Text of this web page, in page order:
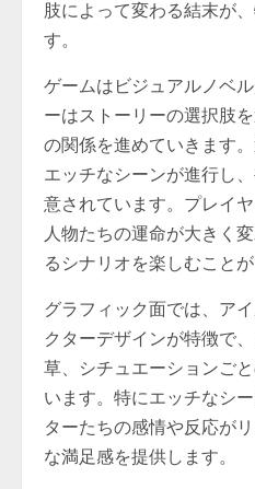
肢によって変わる結末が
す。
ゲームはビジュアルノベ
ーはストーリーの選択肢
の関係を進めていきます
エッチなシーンが進行し
意されています。プレイ
人物たちの運命が大きく
るシナリオを楽しむことが
グラフィック面では、ア
クターデザインが特徴で
草、シチュエーションご
います。特にエッチなシ
ターたちの感情や反応が
な満足感を提供します。